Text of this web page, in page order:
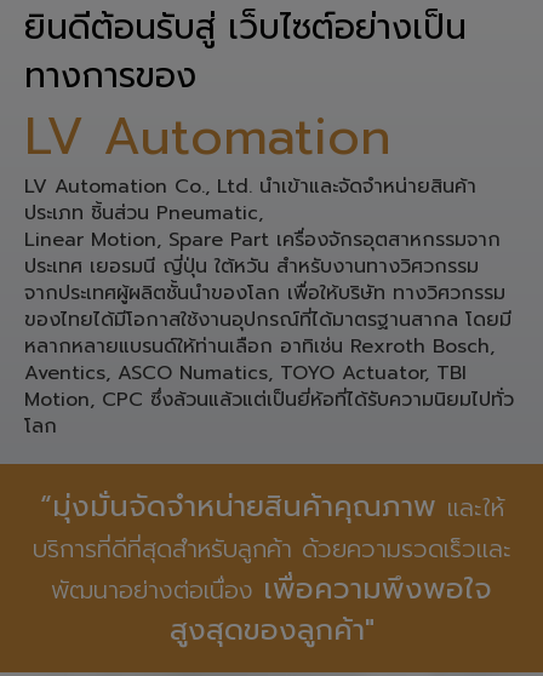
ยินดีต้อนรับสู่ เว็บไซต์อย่างเป็น
ทางการของ
LV Automation
LV Automation Co., Ltd. นำเข้าและจัดจำหน่ายสินค้า
ประเภท ชิ้นส่วน Pneumatic,
Linear Motion, Spare Part เครื่องจักรอุตสาหกรรมจาก
ประเทศ เยอรมนี ญี่ปุ่น ใต้หวัน สำหรับงานทางวิศวกรรม
จากประเทศผู้ผลิตชั้นนำของโลก เพื่อให้บริษัท ทางวิศวกรรม
ของไทยได้มีโอกาสใช้งานอุปกรณ์ที่ได้มาตรฐานสากล โดยมี
หลากหลายแบรนด์ให้ท่านเลือก อาทิเช่น Rexroth Bosch,
Aventics, ASCO Numatics, TOYO Actuator, TBI
Motion, CPC ซึ่งล้วนแล้วแต่เป็นยี่ห้อที่ได้รับความนิยมไปทั่ว
โลก
“มุ่งมั่นจัดจำหน่ายสินค้าคุณภาพ และให้
บริการที่ดีที่สุดสำหรับลูกค้า ด้วยความรวดเร็วและ
พัฒนาอย่างต่อเนื่อง เพื่อความพึงพอใจ
สูงสุดของลูกค้า"